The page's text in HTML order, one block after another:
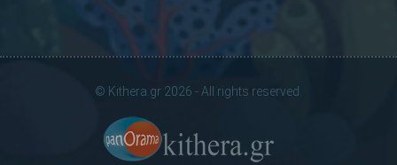
© Kithera.gr 2026 - All rights reserved.